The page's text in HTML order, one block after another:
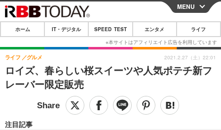
CLOSE
ホーム
IT・デジタル
IT・デジタルTOP スマートフォン
ショッピング その他
SPEED TEST
エンタメTOP 映画・ドラマ
MENU
ホーム IT・デジタル SPEED TEST エンタメ ライフ
ロイズ、春らしい桜スイーツや人気ポテチ新フ
レーバー限定販売
ライフ グルメ
注目記事
2021.2.27（土）22:01